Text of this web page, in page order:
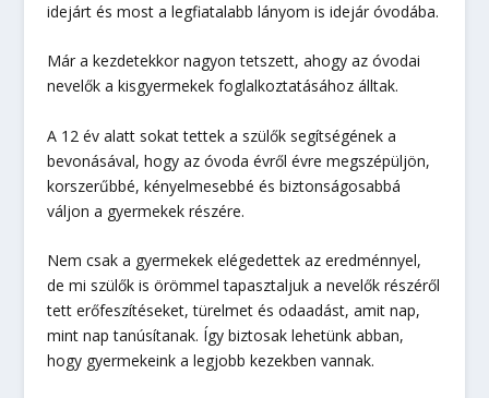
idejárt és most a legfiatalabb lányom is idejár óvodába.
Már a kezdetekkor nagyon tetszett, ahogy az óvodai
nevelők a kisgyermekek foglalkoztatásához álltak.
A 12 év alatt sokat tettek a szülők segítségének a
bevonásával, hogy az óvoda évről évre megszépüljön,
korszerűbbé, kényelmesebbé és biztonságosabbá
váljon a gyermekek részére.
Nem csak a gyermekek elégedettek az eredménnyel,
de mi szülők is örömmel tapasztaljuk a nevelők részéről
tett erőfeszítéseket, türelmet és odaadást, amit nap,
mint nap tanúsítanak. Így biztosak lehetünk abban,
hogy gyermekeink a legjobb kezekben vannak.